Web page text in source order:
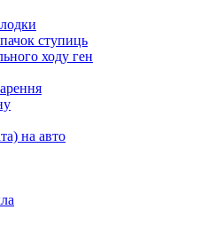
ступиць
ходу ген
на авто